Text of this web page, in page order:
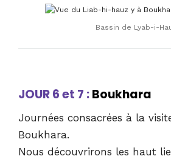
Bassin de Lyab-i-
JOUR 6 et 7 :Boukhara
Journées consacrées à la
Boukhara.
Nous découvrirons les haut